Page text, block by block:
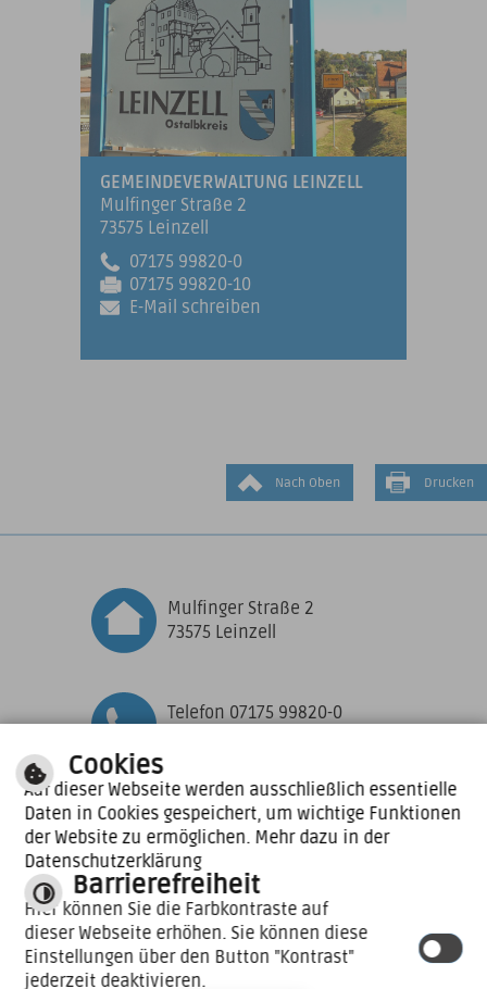
GEMEINDEVERWALTUNG LEINZELL
Mulfinger Straße 2
73575 Leinzell
07175 99820-0
07175 99820-10
E-Mail schreiben
Nach Oben Drucken
Mulfinger Straße 2
73575 Leinzell
Telefon 07175 99820-0
Zu den aktuellen
Öffnungszeiten
E-MAIL SCHREIBEN
Impressum|Inhalt|
Datenschutzerklärung |Hilfe|
Barrierefreiheit
Cookies
Auf dieser Webseite werden ausschließlich essentielle
Daten in Cookies gespeichert, um wichtige Funktionen
der Website zu ermöglichen. Mehr dazu in der
Datenschutzerklärung
Barrierefreiheit
Hier können Sie die Farbkontraste auf
dieser Webseite erhöhen. Sie können diese
Einstellungen über den Button "Kontrast"
jederzeit deaktivieren.